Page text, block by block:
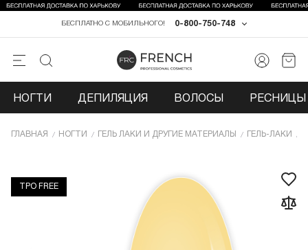
0-800-750-748
БЕСПЛАТНО С МОБИЛЬНОГО!
НОГТИ ДЕПИЛЯЦИЯ ВОЛОСЫ РЕСНИЦЫ
ГЛАВНАЯ НОГТИ ГЕЛЬ ЛАКИ И ДРУГИЕ МАТЕРИАЛЫ ГЕЛЬ-ЛАКИ
TPO FREE